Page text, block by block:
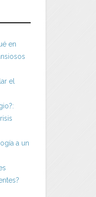
en
el
a un